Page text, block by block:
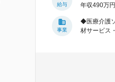
給与
年収490万
事業
◆医療介護
材サービス